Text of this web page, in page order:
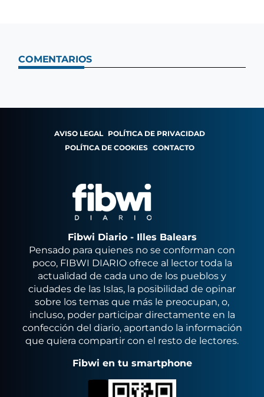
COMENTARIOS
AVISO LEGAL POLÍTICA DE PRIVACIDAD
POLÍTICA DE COOKIES CONTACTO
Fibwi Diario - Illes Balears
Pensado para quienes no se conforman con
poco, FIBWI DIARIO ofrece al lector toda la
actualidad de cada uno de los pueblos y
ciudades de las Islas, la posibilidad de opinar
sobre los temas que más le preocupan, o,
incluso, poder participar directamente en la
confección del diario, aportando la información
que quiera compartir con el resto de lectores.
Fibwi en tu smartphone